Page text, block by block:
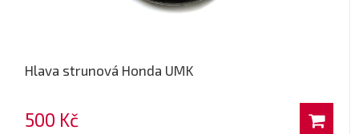
Hlava strunová Honda UMK
500 Kč